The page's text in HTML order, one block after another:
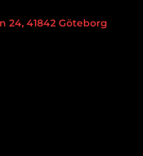
24, 41842 Göteborg